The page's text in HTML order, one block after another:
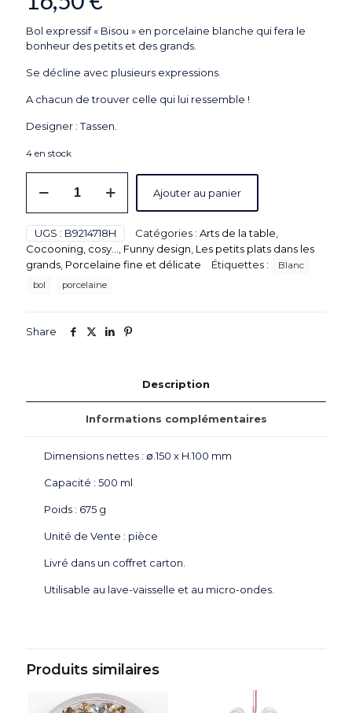
Bol expressif « Bisou » en porcelaine blanche qui fera le
bonheur des petits et des grands.
Se décline avec plusieurs expressions.
A chacun de trouver celle qui lui ressemble !
Designer : Tassen.
4 en stock
Humeur
"Bisou"
en
porcelaine
blanche
Tassen®
Ajouter au panier
UGS : B9214718H Catégories : Arts de la table
Cocooning, cosy...
Funny design Les petits plats dans les
grands Porcelaine fine et délicate Étiquettes :
Blanc
bol
porcelaine
Share
Description
Informations complémentaires
Dimensions nettes : ∅.150 x H.100 mm
Capacité : 500 ml
Poids : 675 g
Unité de Vente : pièce
Livré dans un coffret carton.
Utilisable au lave-vaisselle et au micro-ondes.
Produits similaires